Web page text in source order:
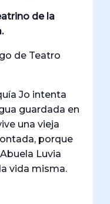
de la
de Teatro
Jo intenta
guardada en
una vieja
porque
Luvia
vida misma.